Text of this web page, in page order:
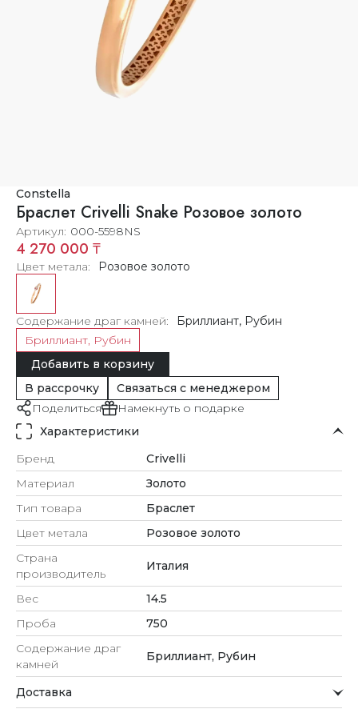
Constella
Браслет Crivelli Snake Розовое золото
Артикул 000-5598NS
4 270 000 ₸
Цвет метала Розовое золото
Содержание драг камней
Бриллиант, Рубин
Бриллиант, Рубин
Добавить в корзину
В рассрочку
Связаться с менеджером
Поделиться
Намекнуть о подарке
Характеристики
Бренд
Crivelli
Материал
Золото
Тип товара
Браслет
Цвет метала
Розовое золото
Страна
производитель
Италия
Вес
14.5
Проба
750
Содержание драг
камней
Бриллиант, Рубин
Доставка